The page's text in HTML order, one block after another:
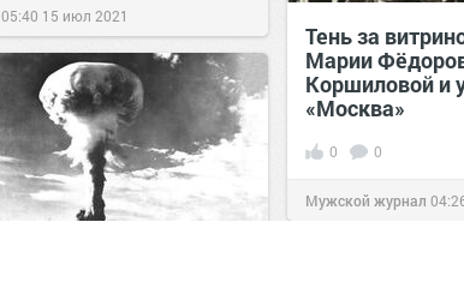
05:40 15 июл 2021
Тень за
Марии
Коршиловой и
«Москва»
0 0
Мужской журнал